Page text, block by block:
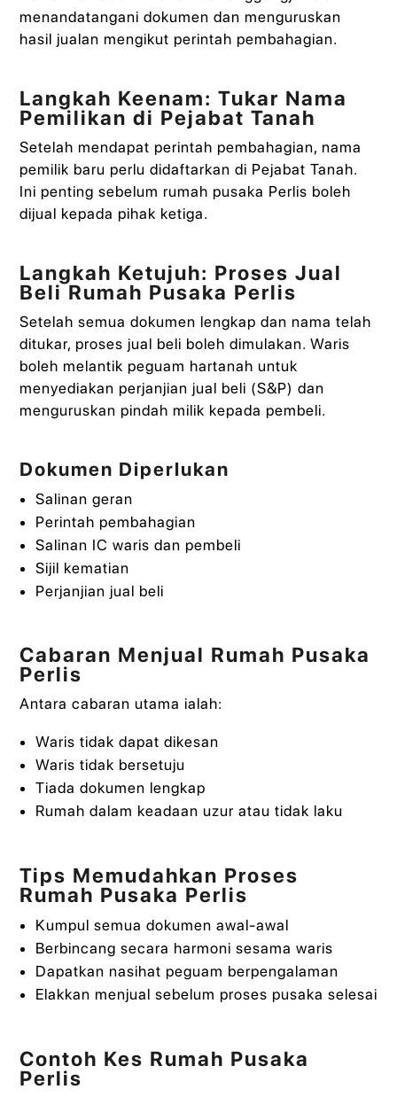
menandatangani dokumen dan menguruskan
hasil jualan mengikut perintah pembahagian.
Langkah Keenam: Tukar Nama
Pemilikan di Pejabat Tanah
Setelah mendapat perintah pembahagian, nama
pemilik baru perlu didaftarkan di Pejabat Tanah.
Ini penting sebelum rumah pusaka Perlis boleh
dijual kepada pihak ketiga.
Langkah Ketujuh: Proses Jual
Beli Rumah Pusaka Perlis
Setelah semua dokumen lengkap dan nama telah
ditukar, proses jual beli boleh dimulakan. Waris
boleh melantik peguam hartanah untuk
menyediakan perjanjian jual beli (S&P) dan
menguruskan pindah milik kepada pembeli.
Dokumen Diperlukan
Salinan geran
Perintah pembahagian
Salinan IC waris dan pembeli
Sijil kematian
Perjanjian jual beli
Cabaran Menjual Rumah Pusaka
Perlis
Antara cabaran utama ialah:
Waris tidak dapat dikesan
Waris tidak bersetuju
Tiada dokumen lengkap
Rumah dalam keadaan uzur atau tidak laku
Tips Memudahkan Proses
Rumah Pusaka Perlis
Kumpul semua dokumen awal-awal
Berbincang secara harmoni sesama waris
Dapatkan nasihat peguam berpengalaman
Elakkan menjual sebelum proses pusaka selesai
Contoh Kes Rumah Pusaka
Perlis